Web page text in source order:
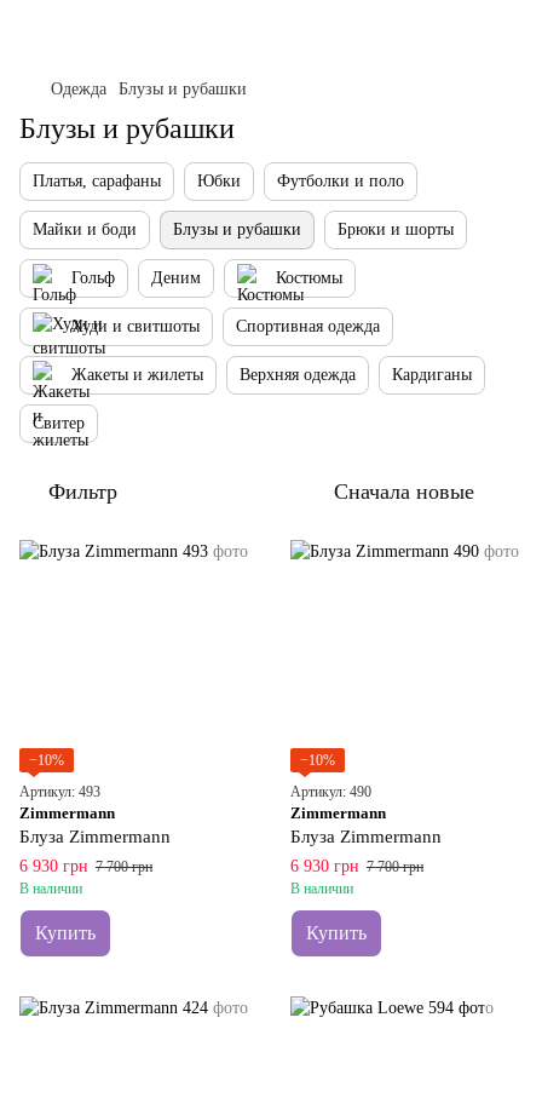
Одежда Блузы и рубашки
Блузы и рубашки
Платья, сарафаны Юбки Футболки и поло
Майки и боди Блузы и рубашки Брюки и шорты
Гольф Деним Костюмы
Худи и свитшоты Спортивная одежда
Жакеты и жилеты Верхняя одежда Кардиганы
Свитер
Фильтр Сначала новые
−10%
Артикул: 493
Zimmermann
Блуза Zimmermann
6 930 грн 7 700 грн
В наличии
Купить
−10%
Артикул: 490
Zimmermann
Блуза Zimmermann
6 930 грн 7 700 грн
В наличии
Купить